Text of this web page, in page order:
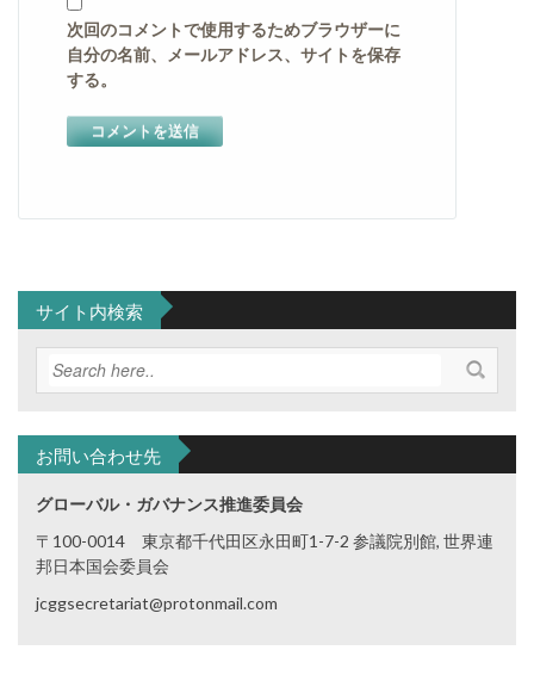
次回のコメントで使用するためブラウザーに
自分の名前、メールアドレス、サイトを保存
する。
サイト内検索
お問い合わせ先
グローバル・ガバナンス推進委員会
〒100-0014 東京都千代田区永田町1-7-2 参議院別館, 世界連
邦日本国会委員会
jcggsecretariat@protonmail.com